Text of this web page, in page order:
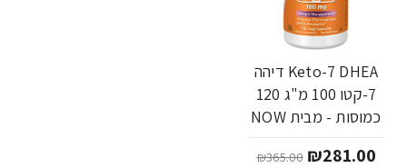
Keto-7 DHEA דיהה
7-קטו 100 מ"ג 120
כמוסות - מבית NOW
FOODS
₪281.00
₪365.00